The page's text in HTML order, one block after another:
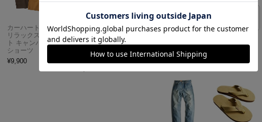
サイズの測り方
モデル着用他アイテム
カーハート Carhartt
リラックスドフィッ
ト キャンバスワーク
ショーツ
¥9,900
アメリカンクラシッ
クス AMERICAN CL
ASSICS ムービーT
シャツ フォレストガ
ンプ ロゴ＆ベンチ